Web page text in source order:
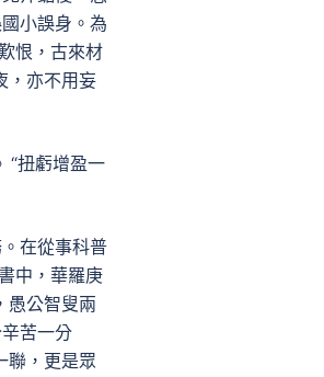
小誤身。為
恨，古來材
，亦不用妄
“扭虧增盈一
在從事科普
中，華羅庚
愚公智叟兩
苦一分
聯，更是眾